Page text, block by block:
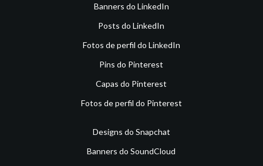
Banners do LinkedIn
Posts do LinkedIn
Fotos de perfil do LinkedIn
Pins do Pinterest
Capas do Pinterest
Fotos de perfil do Pinterest
Designs do Snapchat
Banners do SoundCloud